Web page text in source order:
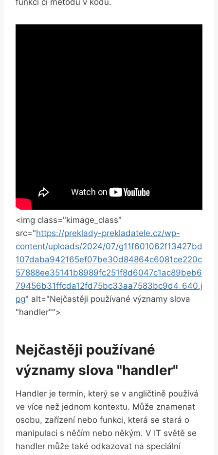
<img class="kimage_class"
src="https://preklady-prekladatele.cz/wp-
content/uploads/2024/07/g11f601062f13427bd
107daba942165ef07be30d84864c6081ce220c
57888ee35141b8989fc251f8d6047c1ac89beb6
79456b31ffcda12fd75bc33aa7583bc9d4_640.j
pg" alt="Nejčastěji používané významy slova
"handler"">
Nejčastěji používané
významy slova "handler"
Handler je termín, který se v angličtině používá
ve více než jednom kontextu. Může znamenat
osobu, zařízení nebo funkci, která se stará o
manipulaci s něčím nebo někým. V IT světě se
handler může také odkazovat na speciální